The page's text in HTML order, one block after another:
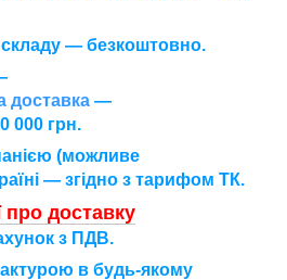
— безкоштовно.
доставка —
000 грн.
(можливе
— згідно з тарифом ТК.
про доставку
з ПДВ.
в будь-якому